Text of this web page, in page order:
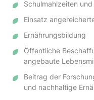
Schulmahlzeiten
Einsatz
Ernährungsbildung
Öffentliche
angebaute
Beitrag der
und nachhaltige